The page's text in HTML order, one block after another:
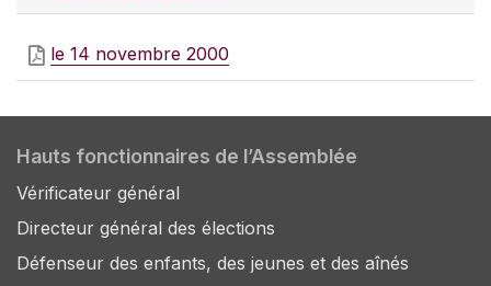
le 14 novembre 2000
Hauts fonctionnaires de l’Assemblée
Vérificateur général
Directeur général des élections
Défenseur des enfants, des jeunes et des aînés